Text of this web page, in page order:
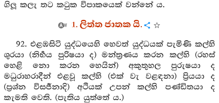
ගිලූ කලැ තට කටුක විපාකයෙක් වන්නේ ය.
1. ලිත්ත ජාතක යි.
92. එළඹසිටි යුද්ධයෙහි හෙවත් යුද්ධයක් පැමිණි කල්හි
ශුරයා (නිර්‍භය පුරිෂයා ද) මන්ත්‍රණය කරන කල්හි (රහස්
හෙළි නො කරන හෙයින්) අකුතුහල පුරුෂයා ද
මධුරාහරාදීන් එළවූ කල්හි (එක් වැ වළඳනා) ප්‍රියයා ද
(ප්‍රශ්න විසර්‍ජනාදි) අථියක් උපන් කල්හි පණ්ඩිතයා ද
කැමති වෙති. (පැතිය යුත්තේ ය.)